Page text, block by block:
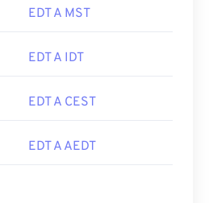
EDT A MST
EDT A IDT
EDT A CEST
EDT A AEDT